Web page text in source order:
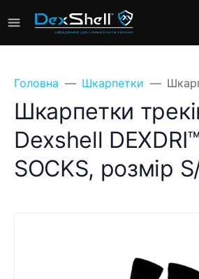
Головна Шкарпетки
Шкарпетки
Dexshell
SOCKS, розмір